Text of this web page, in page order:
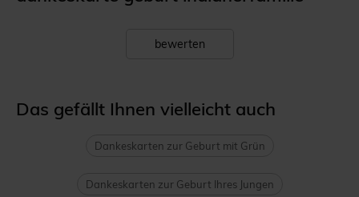
bewerten
Das gefällt Ihnen vielleicht auch
Dankeskarten zur Geburt mit Grün
Dankeskarten zur Geburt Ihres Jungen